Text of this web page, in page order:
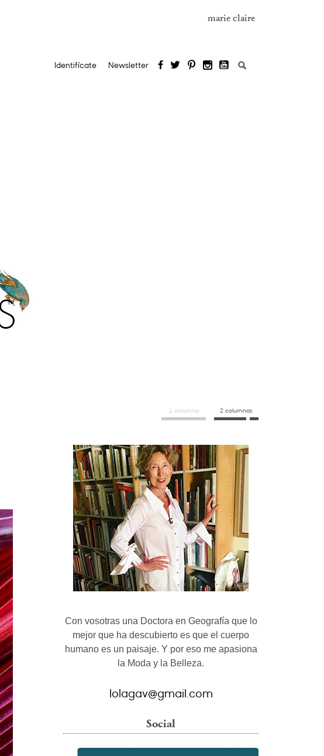
marie claire
Identifícate Newsletter Buscar:
1 columna 2 columnas
Con vosotras una Doctora en Geografía que lo
mejor que ha descubierto es que el cuerpo
humano es un paisaje. Y por eso me apasiona
la Moda y la Belleza.
lolagav@gmail.com
Social